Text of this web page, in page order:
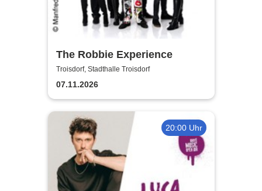
The Robbie Experience
Troisdorf, Stadthalle Troisdorf
07.11.2026
20:00 Uhr